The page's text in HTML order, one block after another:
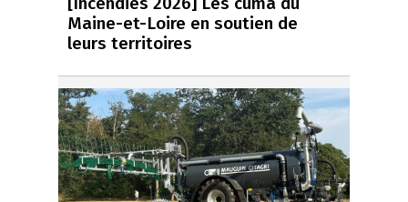
Maine-et-Loire en soutien de
leurs territoires